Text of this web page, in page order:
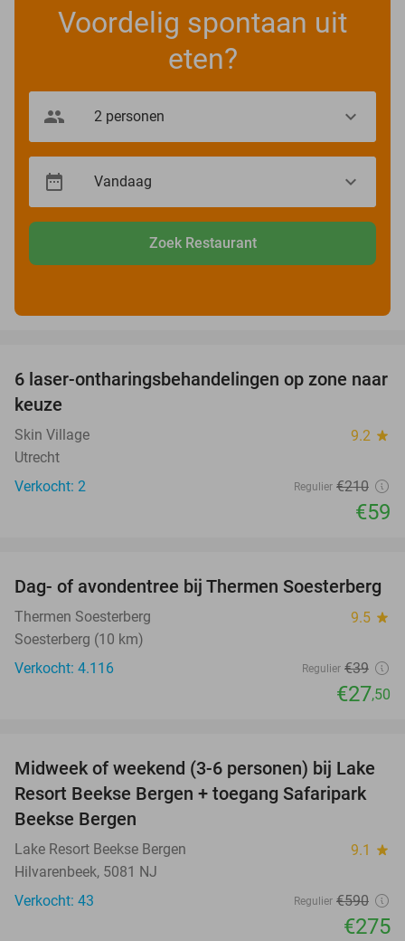
Voordelig spontaan uit
eten?
Zoek Restaurant
72%
6 laser-ontharingsbehandelingen op zone naar
keuze
Skin Village 9.2 star
Utrecht
Verkocht: 2
Regulier €210
€59
29%
Dag- of avondentree bij Thermen Soesterberg
Thermen Soesterberg 9.5 star
Soesterberg (10 km)
Verkocht: 4.116
Regulier €39
€27,50
53%
Midweek of weekend (3-6 personen) bij Lake
Resort Beekse Bergen + toegang Safaripark
Beekse Bergen
Lake Resort Beekse Bergen 9.1 star
Hilvarenbeek, 5081 NJ
Verkocht: 43
Regulier €590
€275